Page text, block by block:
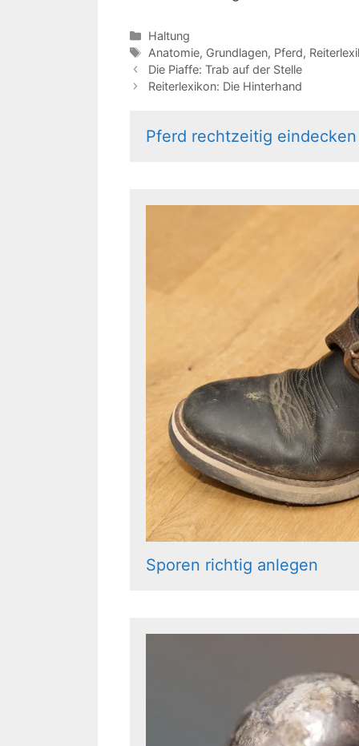
Kategorien
Haltung
Schlagwörter
Anatomie, Grundlagen, Pferd,
Die Piaffe: Trab auf der Stelle
Reiterlexikon: Die Hinterhand
Pferd rechtzeitig eindecken
Sporen richtig anlegen